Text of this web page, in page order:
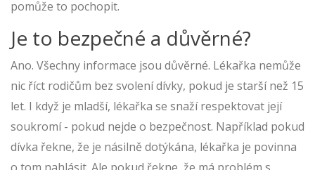
pomůže to pochopit.
Je to bezpečné a důvěrné?
Ano. Všechny informace jsou důvěrné. Lékařka nemůže
nic říct rodičům bez svolení dívky, pokud je starší než 15
let. I když je mladší, lékařka se snaží respektovat její
soukromí - pokud nejde o bezpečnost. Například pokud
dívka řekne, že je násilně dotýkána, lékařka je povinna